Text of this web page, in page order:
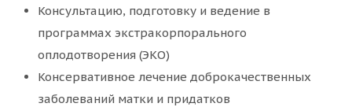
Консультацию, подготовку и ведение в
программах экстракорпорального
оплодотворения (ЭКО)
Консервативное лечение доброкачественных
заболеваний матки и придатков